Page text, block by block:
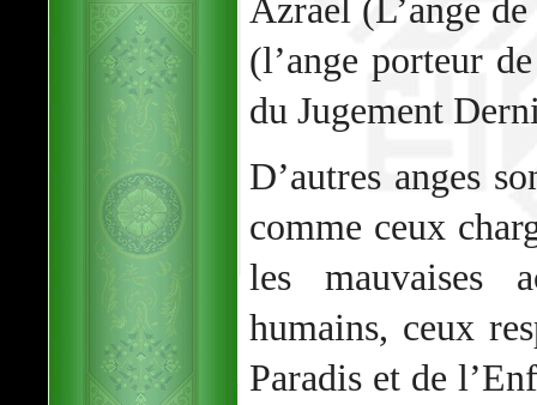
Azrael (L’ange
(l’ange porteur
du Jugement
D’autres anges
comme ceux
les mauvaises
humains, ceux
Paradis et de